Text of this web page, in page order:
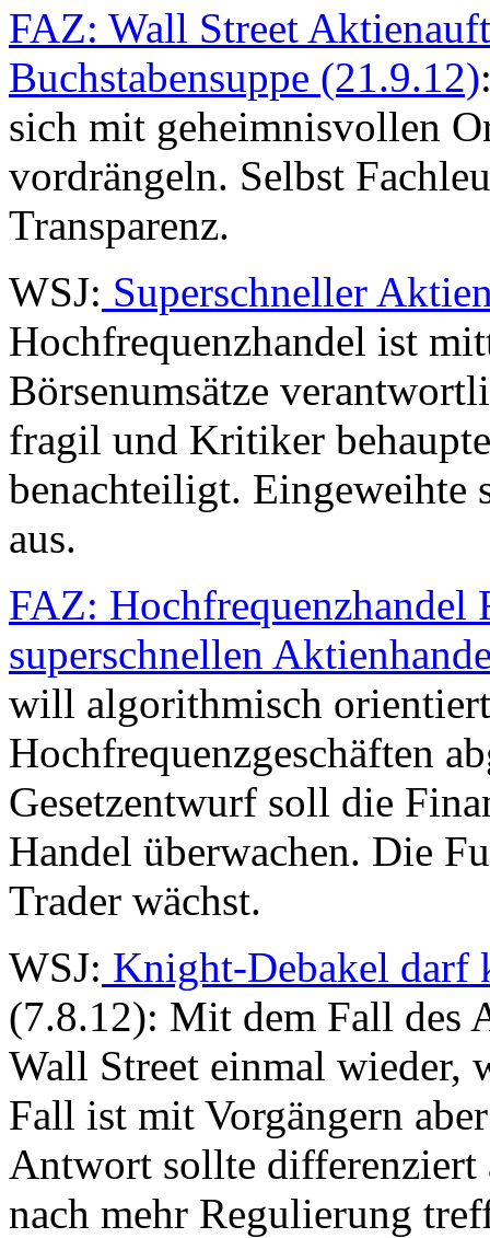
FAZ: Wall Street
Buchstabensuppe (21.9.12)
sich mit geheimnisvollen
vordrängeln. Selbst
Transparenz.
WSJ: Superschneller
Hochfrequenzhandel ist
Börsenumsätze
fragil und Kritiker
benachteiligt. Eingeweihte
aus.
FAZ: Hochfrequenzhandel
superschnellen
will algorithmisch
Hochfrequenzgeschäften
Gesetzentwurf soll die
Handel überwachen. Die
Trader wächst.
WSJ: Knight-Debakel darf
(7.8.12): Mit dem Fall des
Wall Street einmal wieder,
Fall ist mit Vorgängern
Antwort sollte differenziert
nach mehr Regulierung